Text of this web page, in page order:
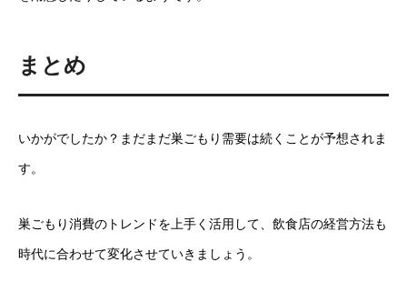
まとめ
いかがでしたか？まだまだ巣ごもり需要は続くことが予想されま
す。
巣ごもり消費のトレンドを上手く活用して、飲食店の経営方法も
時代に合わせて変化させていきましょう。